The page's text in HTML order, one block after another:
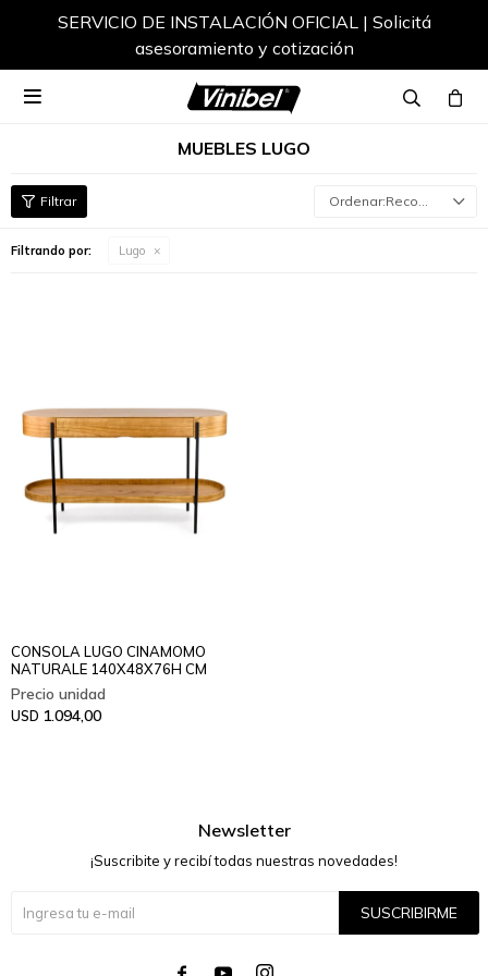
SERVICIO DE INSTALACIÓN OFICIAL | Solicitá
asesoramiento y cotización

MUEBLES LUGO
Recomendados
Filtrando por: Lugo
CONSOLA LUGO CINAMOMO
NATURALE 140X48X76H CM
USD 1.094,00
Newsletter
¡Suscribite y recibí todas nuestras novedades!
SUSCRIBIRME
  